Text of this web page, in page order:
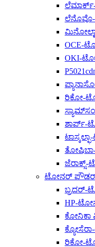
OCE-
OKI-
ರಿಕೋ-
ಶಾರ್ಪ್-
ಜೆರಾಕ್ಸ್-
ಟೋನರ್
HP-
ರಿಕೋ-